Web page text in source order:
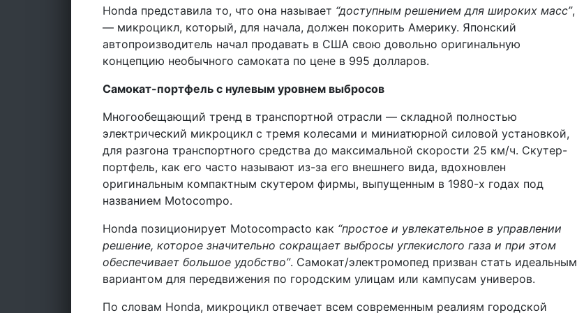
Honda представила то, что она называет “доступным решением для широких масс”,
— микроцикл, который, для начала, должен покорить Америку. Японский
автопроизводитель начал продавать в США свою довольно оригинальную
концепцию необычного самоката по цене в 995 долларов.
Самокат-портфель с нулевым уровнем выбросов
Многообещающий тренд в транспортной отрасли — складной полностью
электрический микроцикл с тремя колесами и миниатюрной силовой установкой,
для разгона транспортного средства до максимальной скорости 25 км/ч. Скутер-
портфель, как его часто называют из-за его внешнего вида, вдохновлен
оригинальным компактным скутером фирмы, выпущенным в 1980-х годах под
названием Motocompo.
Honda позиционирует Motocompacto как “простое и увлекательное в управлении
решение, которое значительно сокращает выбросы углекислого газа и при этом
обеспечивает большое удобство”. Самокат/электромопед призван стать идеальным
вариантом для передвижения по городским улицам или кампусам универов.
По словам Honda, микроцикл отвечает всем современным реалиям городской